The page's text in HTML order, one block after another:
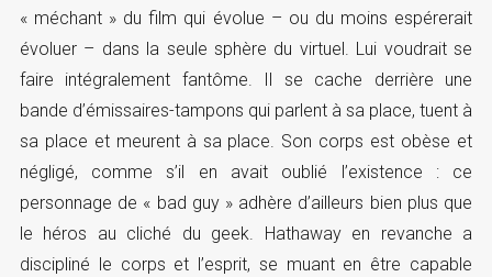
« méchant » du film qui évolue – ou du moins espérerait
évoluer – dans la seule sphère du virtuel. Lui voudrait se
faire intégralement fantôme. Il se cache derrière une
bande d’émissaires-tampons qui parlent à sa place, tuent à
sa place et meurent à sa place. Son corps est obèse et
négligé, comme s’il en avait oublié l’existence : ce
personnage de « bad guy » adhère d’ailleurs bien plus que
le héros au cliché du geek. Hathaway en revanche a
discipliné le corps et l’esprit, se muant en être capable